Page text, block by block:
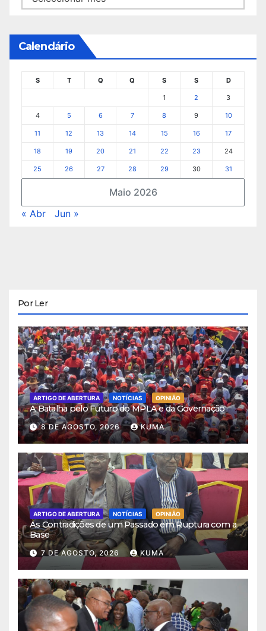
Calendário
Maio 2026
S T Q Q S S D
1 2 3
4 5 6 7 8 9 10
11 12 13 14 15 16 17
18 19 20 21 22 23 24
25 26 27 28 29 30 31
« Abr Jun »
Por Ler
ARTIGO DE ABERTURA NOTÍCIAS OPINIÃO
A Batalha pelo Futuro do MPLA e da Governação
8 DE AGOSTO, 2026 KUMA
ARTIGO DE ABERTURA NOTÍCIAS OPINIÃO
As Contradições de um Passado em Ruptura com a
Base
7 DE AGOSTO, 2026 KUMA